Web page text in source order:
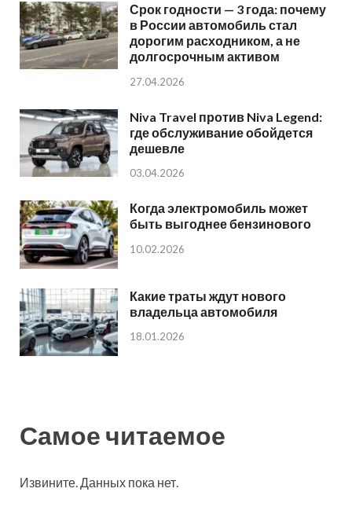
Срок годности — 3 года: почему
в России автомобиль стал
дорогим расходником, а не
долгосрочным активом
27.04.2026
Niva Travel против Niva Legend:
где обслуживание обойдется
дешевле
03.04.2026
Когда электромобиль может
быть выгоднее бензинового
10.02.2026
Какие траты ждут нового
владельца автомобиля
18.01.2026
Самое читаемое
Извините. Данных пока нет.